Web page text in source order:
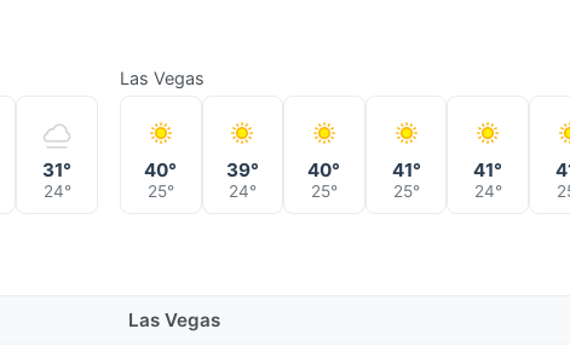
31°
24°
Las Vegas
40°
25°
39°
24°
40°
25°
41°
25°
41°
24°
Las Vegas